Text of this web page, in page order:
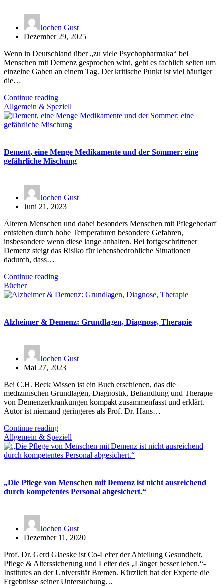
Jochen Gust
Dezember 29, 2025
Wenn in Deutschland über „zu viele Psychopharmaka“ bei
Menschen mit Demenz gesprochen wird, geht es fachlich selten um
einzelne Gaben an einem Tag. Der kritische Punkt ist viel häufiger
die…
Continue reading
Allgemein & Speziell
Dement, eine Menge Medikamente und der Sommer: eine
gefährliche Mischung
Jochen Gust
Juni 21, 2023
Älteren Menschen und dabei besonders Menschen mit Pflegebedarf
entstehen durch hohe Temperaturen besondere Gefahren,
insbesondere wenn diese lange anhalten. Bei fortgeschrittener
Demenz steigt das Risiko für lebensbedrohliche Situationen
dadurch, dass…
Continue reading
Bücher
Alzheimer & Demenz: Grundlagen, Diagnose, Therapie
Jochen Gust
Mai 27, 2023
Bei C.H. Beck Wissen ist ein Buch erschienen, das die
medizinischen Grundlagen, Diagnostik, Behandlung und Therapie
von Demenzerkrankungen kompakt zusammenfasst und erklärt.
Autor ist niemand geringeres als Prof. Dr. Hans…
Continue reading
Allgemein & Speziell
„Die Pflege von Menschen mit Demenz ist nicht ausreichend
durch kompetentes Personal abgesichert.“
Jochen Gust
Dezember 11, 2020
Prof. Dr. Gerd Glaeske ist Co-Leiter der Abteilung Gesundheit,
Pflege & Alterssicherung und Leiter des „Länger besser leben.“-
Institutes an der Universität Bremen. Kürzlich hat der Experte die
Ergebnisse seiner Untersuchung…